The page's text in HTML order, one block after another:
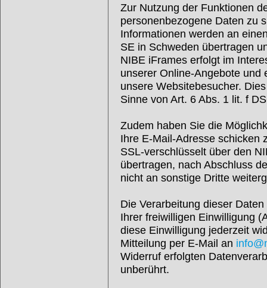
Zur Nutzung der Funktionen
personenbezogene Daten zu
Informationen werden an
SE in Schweden übertragen
NIBE iFrames erfolgt im
unserer Online-Angebote und
unsere Websitebesucher.
Sinne von Art. 6 Abs. 1 lit. f
Zudem haben Sie die
Ihre E-Mail-Adresse schicken
SSL-verschlüsselt über den
übertragen, nach Abschluss
nicht an sonstige Dritte
Die Verarbeitung dieser
Ihrer freiwilligen Einwilligung
diese Einwilligung jederzeit
Mitteilung per E-Mail an
Widerruf erfolgten
unberührt.